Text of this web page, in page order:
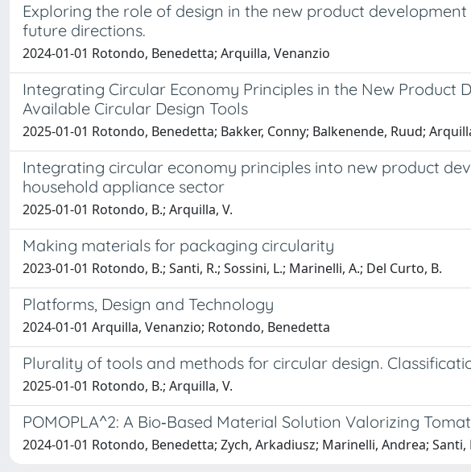
Exploring the role of design in the new product
future directions.
2024-01-01 Rotondo, Benedetta; Arquilla, Venanzio
Integrating Circular Economy Principles in the New Product
Available Circular Design Tools
2025-01-01 Rotondo, Benedetta; Bakker, Conny; Balkenende, Ruud;
Integrating circular economy principles into new product
household appliance sector
2025-01-01 Rotondo, B.; Arquilla, V.
Making materials for packaging circularity
2023-01-01 Rotondo, B.; Santi, R.; Sossini, L.; Marinelli, A.; Del Curto, B.
Platforms, Design and Technology
2024-01-01 Arquilla, Venanzio; Rotondo, Benedetta
Plurality of tools and methods for circular design.
2025-01-01 Rotondo, B.; Arquilla, V.
POMOPLA^2: A Bio‐Based Material Solution Valorizing
2024-01-01 Rotondo, Benedetta; Zych, Arkadiusz; Marinelli, Andrea;